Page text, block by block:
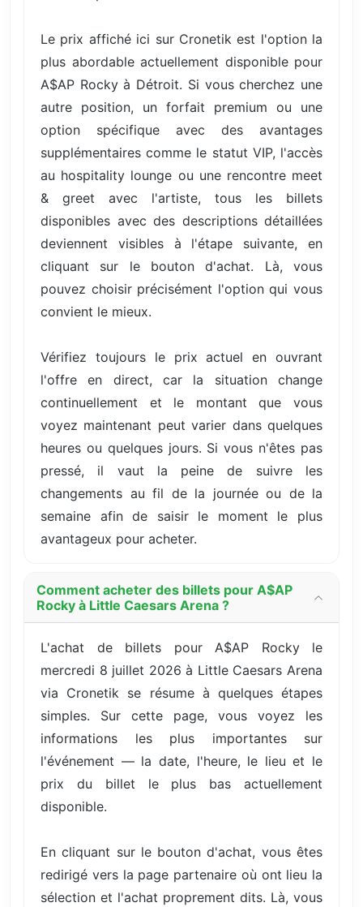
Le prix affiché ici sur Cronetik est l'option la
plus abordable actuellement disponible pour
A$AP Rocky à Détroit. Si vous cherchez une
autre position, un forfait premium ou une
option spécifique avec des avantages
supplémentaires comme le statut VIP, l'accès
au hospitality lounge ou une rencontre meet
& greet avec l'artiste, tous les billets
disponibles avec des descriptions détaillées
deviennent visibles à l'étape suivante, en
cliquant sur le bouton d'achat. Là, vous
pouvez choisir précisément l'option qui vous
convient le mieux.
Vérifiez toujours le prix actuel en ouvrant
l'offre en direct, car la situation change
continuellement et le montant que vous
voyez maintenant peut varier dans quelques
heures ou quelques jours. Si vous n'êtes pas
pressé, il vaut la peine de suivre les
changements au fil de la journée ou de la
semaine afin de saisir le moment le plus
avantageux pour acheter.
Comment acheter des billets pour A$AP
Rocky à Little Caesars Arena ?
L'achat de billets pour A$AP Rocky le
mercredi 8 juillet 2026 à Little Caesars Arena
via Cronetik se résume à quelques étapes
simples. Sur cette page, vous voyez les
informations les plus importantes sur
l'événement — la date, l'heure, le lieu et le
prix du billet le plus bas actuellement
disponible.
En cliquant sur le bouton d'achat, vous êtes
redirigé vers la page partenaire où ont lieu la
sélection et l'achat proprement dits. Là, vous